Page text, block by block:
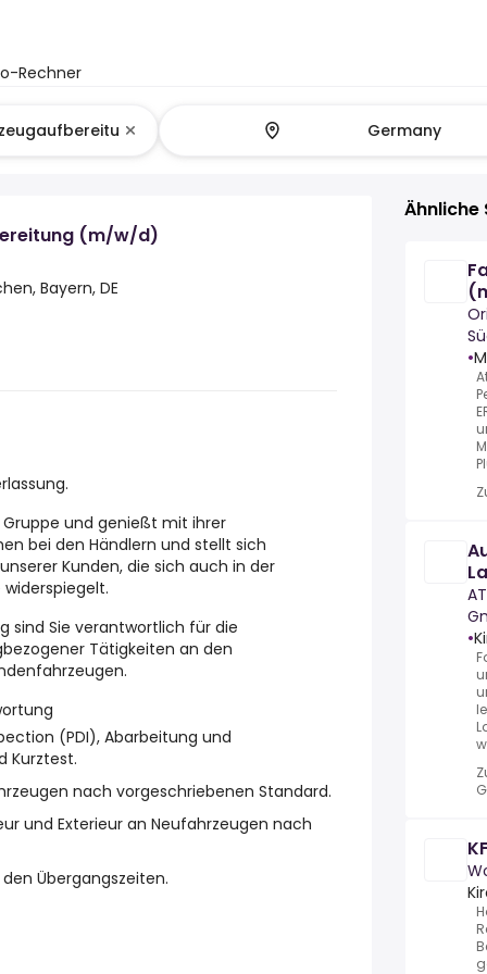
Rechner
(m/w/d)
Bayern, DE
und genießt mit ihrer
bei den Händlern und stellt sich
Kunden, die sich auch in der
sind Sie verantwortlich für die
Tätigkeiten an den
(PDI), Abarbeitung und
Kurztest.
nach vorgeschriebenen Standard.
und Exterieur an Neufahrzeugen nach
Übergangszeiten.
Ähnliche
•
•